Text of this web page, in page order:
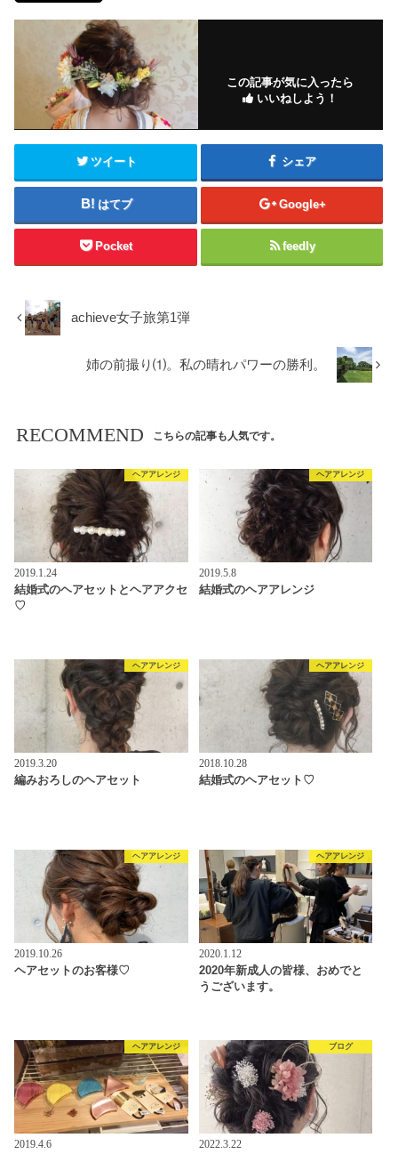
この記事が気に入ったら
いいねしよう！
ツイート シェア
はてブ Google+
Pocket feedly
achieve女子旅第1弾
姉の前撮り⑴。私の晴れパワーの勝利。
RECOMMEND こちらの記事も人気です。
ヘアアレンジ
2019.1.24
結婚式のヘアセットとヘアアクセ
♡
ヘアアレンジ
2019.5.8
結婚式のヘアアレンジ
ヘアアレンジ
2019.3.20
編みおろしのヘアセット
ヘアアレンジ
2018.10.28
結婚式のヘアセット♡
ヘアアレンジ
2019.10.26
ヘアセットのお客様♡
ヘアアレンジ
2020.1.12
2020年新成人の皆様、おめでと
うございます。
ヘアアレンジ
2019.4.6
ブログ
2022.3.22